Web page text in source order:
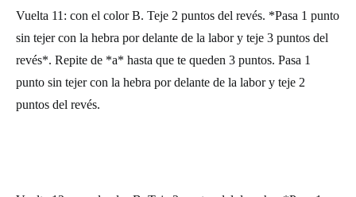
Vuelta 11: con el color B. Teje 2 puntos del revés. *Pasa 1 punto
sin tejer con la hebra por delante de la labor y teje 3 puntos del
revés*. Repite de *a* hasta que te queden 3 puntos. Pasa 1
punto sin tejer con la hebra por delante de la labor y teje 2
puntos del revés.